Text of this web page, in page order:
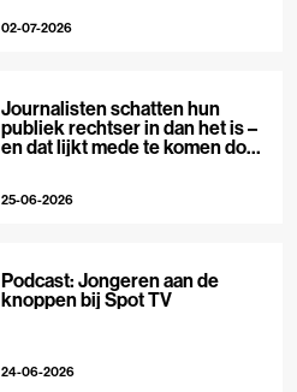
02-07-2026
Journalisten schatten hun
publiek rechtser in dan het is –
en dat lijkt mede te komen door
25-06-2026
Podcast: Jongeren aan de
knoppen bij Spot TV
24-06-2026